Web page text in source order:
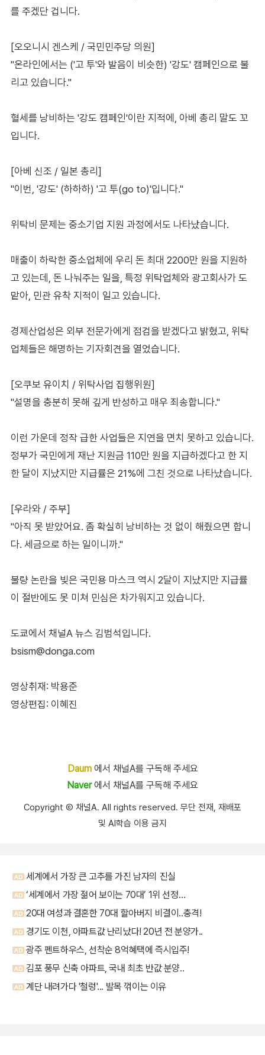
를 주겠단 겁니다.
[오오니시 겐스케 / 국민민주당 의원]
"온라인에서는 ('고 투'와 발음이 비슷한) '강도' 캠페인으로 불
리고 있습니다."
혈세를 낭비하는 '강도 캠페인'이란 지적에, 아베 총리 말도 꼬
입니다.
[아베 신조 / 일본 총리]
"이번, '강도' (하하하) '고 투(go to)'입니다."
위탁비 문제는 중소기업 지원 과정에서도 나타났습니다.
매출이 하락한 중소업체에 우리 돈 최대 2200만 원을 지원하
고 있는데, 돈 나눠주는 일을, 특정 위탁업체와 광고회사가 도
맡아, 민관 유착 지적이 일고 있습니다.
경제산업성은 외부 전문가에게 점검을 받겠다고 밝혔고, 위탁
업체들은 해명하는 기자회견을 열었습니다.
[오쿠보 유이치 / 위탁사업 집행위원]
"설명을 충분히 못해 깊게 반성하고 매우 죄송합니다."
이런 가운데 정작 급한 사업들은 지연을 면치 못하고 있습니다.
정부가 국민에게 재난 지원금 110만 원을 지급하겠다고 한 지
한 달이 지났지만 지급률은 21%에 그친 것으로 나타났습니다.
[우라와 / 주부]
"아직 못 받았어요. 좀 확실히 낭비하는 것 없이 해줬으면 합니
다. 세금으로 하는 일이니까."
불량 논란을 빚은 국민용 마스크 역시 2달이 지났지만 지급률
이 절반에도 못 미쳐 민심은 차가워지고 있습니다.
도쿄에서 채널A 뉴스 김범석입니다.
bsism@donga.com
영상취재: 박용준
영상편집: 이혜진
Daum에서 채널A를 구독해 주세요
Naver에서 채널A를 구독해 주세요
Copyright Ⓒ 채널A. All rights reserved. 무단 전재, 재배포
및 AI학습 이용 금지